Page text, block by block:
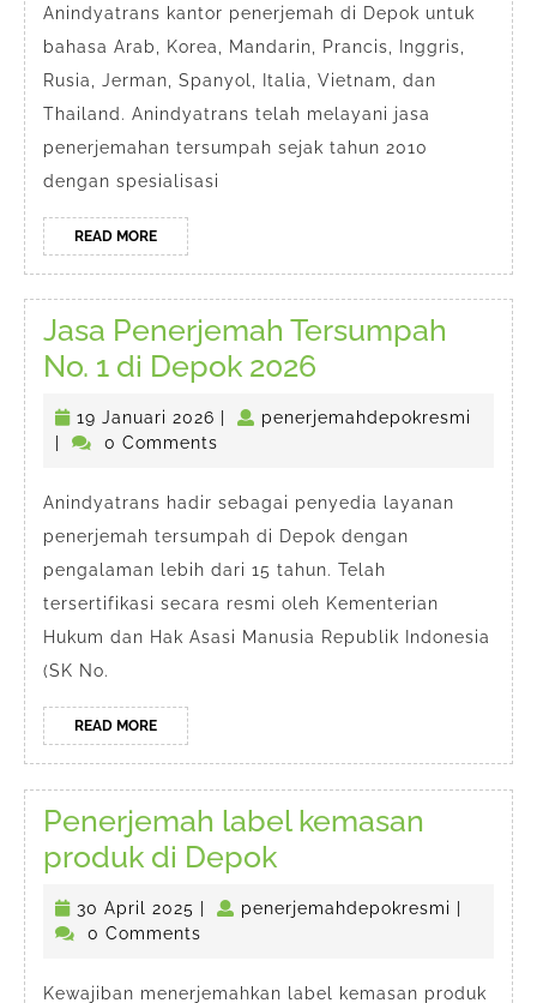
di
Depok
Anindyatrans kantor penerjemah di Depok untuk
bahasa Arab, Korea, Mandarin, Prancis, Inggris,
Rusia, Jerman, Spanyol, Italia, Vietnam, dan
Thailand. Anindyatrans telah melayani jasa
penerjemahan tersumpah sejak tahun 2010
dengan spesialisasi
READ MOREREAD
MORE
Jasa Penerjemah Tersumpah
No. 1 di Depok 2026
Penerjemah
Tersumpah
1
di
Depok
2026
19 Januari 2026 19
Januari
penerjemahdepokresmi
0 Comments
Anindyatrans hadir sebagai penyedia layanan
penerjemah tersumpah di Depok dengan
pengalaman lebih dari 15 tahun. Telah
tersertifikasi secara resmi oleh Kementerian
Hukum dan Hak Asasi Manusia Republik Indonesia
(SK No.
READ MOREREAD
MORE
Penerjemah label kemasan
produk di DepokPenerjemah
label
kemasan
30 April 2025 30
April
penerjemahdepokresmi
0 Comments
Kewajiban menerjemahkan label kemasan produk